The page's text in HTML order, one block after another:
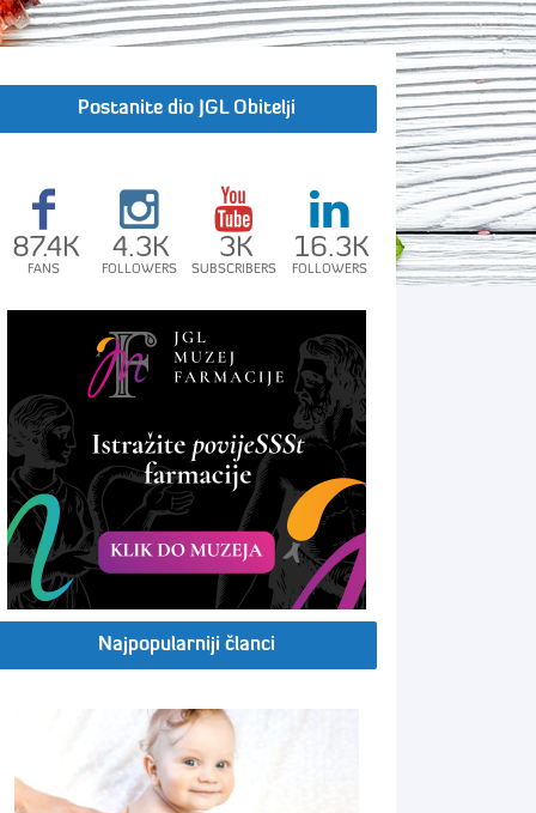
Postanite dio JGL Obitelji
87.4K
FANS
4.3K
FOLLOWERS
3K
SUBSCRIBERS
16.3K
FOLLOWERS
Najpopularniji članci